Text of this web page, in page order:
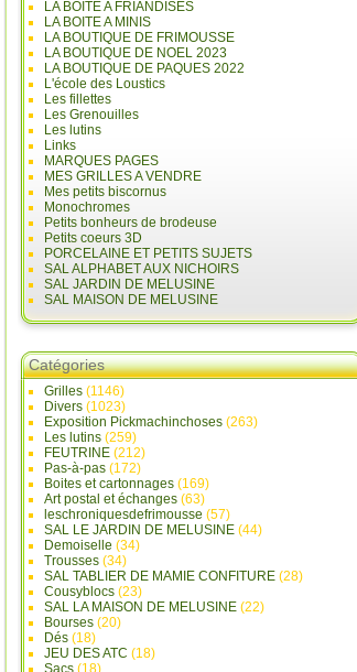
LA BOITE A FRIANDISES
LA BOITE A MINIS
LA BOUTIQUE DE FRIMOUSSE
LA BOUTIQUE DE NOEL 2023
LA BOUTIQUE DE PAQUES 2022
L'école des Loustics
Les fillettes
Les Grenouilles
Les lutins
Links
MARQUES PAGES
MES GRILLES A VENDRE
Mes petits biscornus
Monochromes
Petits bonheurs de brodeuse
Petits coeurs 3D
PORCELAINE ET PETITS SUJETS
SAL ALPHABET AUX NICHOIRS
SAL JARDIN DE MELUSINE
SAL MAISON DE MELUSINE
Catégories
Grilles (1146)
Divers (1023)
Exposition Pickmachinchoses (263)
Les lutins (259)
FEUTRINE (212)
Pas-à-pas (172)
Boites et cartonnages (169)
Art postal et échanges (63)
leschroniquesdefrimousse (57)
SAL LE JARDIN DE MELUSINE (44)
Demoiselle (34)
Trousses (34)
SAL TABLIER DE MAMIE CONFITURE (28)
Cousyblocs (23)
SAL LA MAISON DE MELUSINE (22)
Bourses (20)
Dés (18)
JEU DES ATC (18)
Sacs (18)